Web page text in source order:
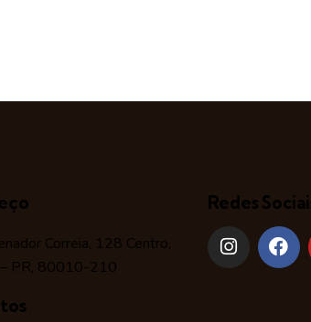
Correia, 128 Centro,
– PR, 80010-210
Redes